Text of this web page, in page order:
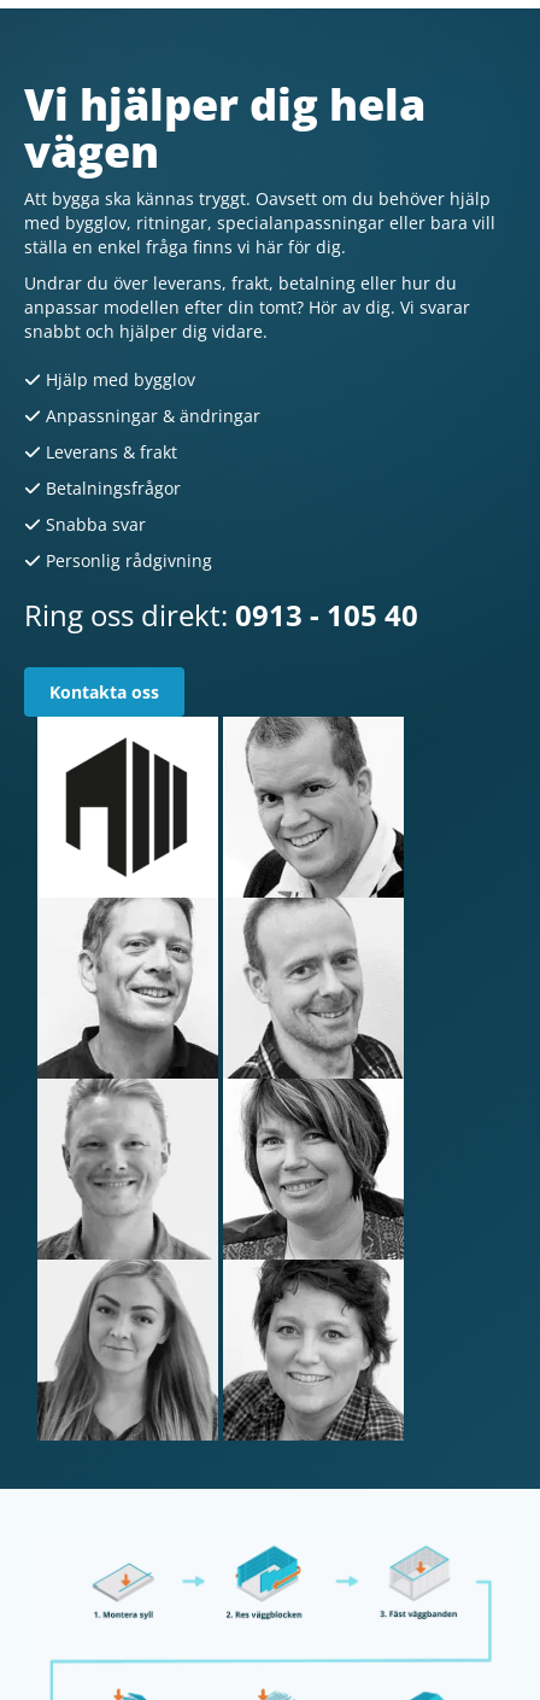
Vi hjälper dig hela
vägen
Att bygga ska kännas tryggt. Oavsett om du behöver hjälp
med bygglov, ritningar, specialanpassningar eller bara vill
ställa en enkel fråga finns vi här för dig.
Undrar du över leverans, frakt, betalning eller hur du
anpassar modellen efter din tomt? Hör av dig. Vi svarar
snabbt och hjälper dig vidare.
Hjälp med bygglov
Anpassningar & ändringar
Leverans & frakt
Betalningsfrågor
Snabba svar
Personlig rådgivning
Ring oss direkt: 0913 - 105 40
Kontakta oss